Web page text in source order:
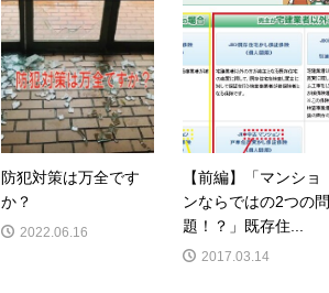
防犯対策は万全です
か？
2022.06.16
【前編】「マンショ
ンならではの2つの問
題！？」既存住...
2017.03.14